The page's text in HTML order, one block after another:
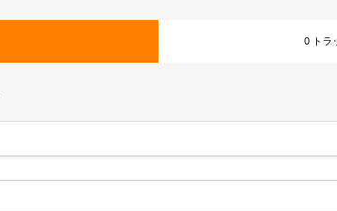
0 トラ